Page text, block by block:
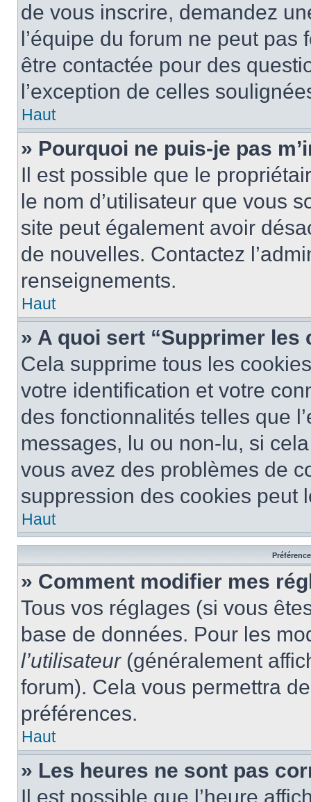
de vous inscrire, demandez
l’équipe du forum ne peut
être contactée pour des
l’exception de celles
Haut
» Pourquoi ne puis-je pas
Il est possible que le
le nom d’utilisateur que vous
site peut également avoir
de nouvelles. Contactez
renseignements.
Haut
» A quoi sert “Supprimer les
Cela supprime tous les
votre identification et votre
des fonctionnalités telles que
messages, lu ou non-lu, si
vous avez des problèmes de
suppression des cookies peut
Haut
» Comment modifier mes
Tous vos réglages (si vous
base de données. Pour les
l’utilisateur(généralement
forum). Cela vous permettra
préférences.
Haut
» Les heures ne sont pas
Il est possible que l’heure